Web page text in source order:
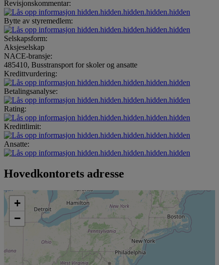
Revisjonskommentar:
hidden.hidden.hidden.hidden.hidden
Bytte av styremedlem:
hidden.hidden.hidden.hidden.hidden
Selskapsform:
Aksjeselskap
NACE-bransje:
485410, Busstransport for skoler og ansatte
Kredittvurdering:
hidden.hidden.hidden.hidden.hidden
Betalingsanalyse:
hidden.hidden.hidden.hidden.hidden
Rating:
hidden.hidden.hidden.hidden.hidden
Kredittlimit:
hidden.hidden.hidden.hidden.hidden
Ansatte:
hidden.hidden.hidden.hidden.hidden
Hovedkontorets adresse
+
−